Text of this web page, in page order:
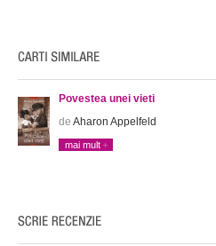
Povestea unei vieti
de Aharon Appelfeld
mai mult